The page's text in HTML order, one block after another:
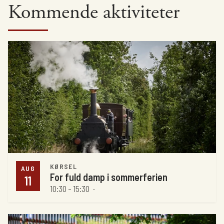
Kommende aktiviteter
AUG
11
KØRSEL
For fuld damp i sommerferien
10:30 - 15:30 ·